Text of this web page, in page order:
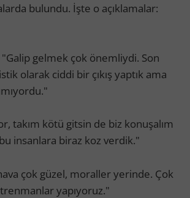
bulundu. İşte o açıklamalar:
"Galip gelmek çok önemliydi. Son
olarak ciddi bir çıkış yaptık ama
takım kötü gitsin de biz konuşalım
insanlara biraz koz verdik."
çok güzel, moraller yerinde. Çok
yapıyoruz."